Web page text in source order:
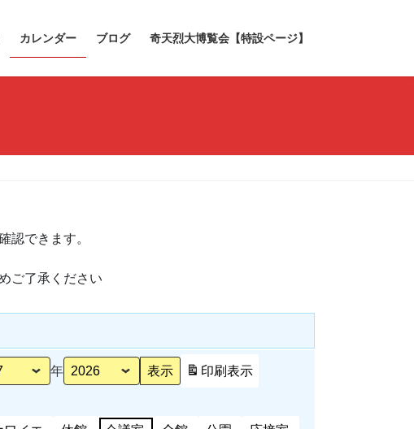
カレンダー ブログ 奇天烈大博覧会【特設ページ】
認できます。
ご了承ください
年 印刷表示